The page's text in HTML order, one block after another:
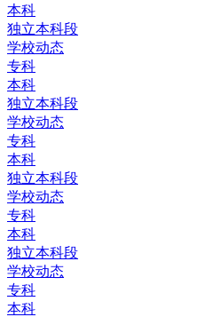
本科
独立本科段
学校动态
专科
本科
独立本科段
学校动态
专科
本科
独立本科段
学校动态
专科
本科
独立本科段
学校动态
专科
本科